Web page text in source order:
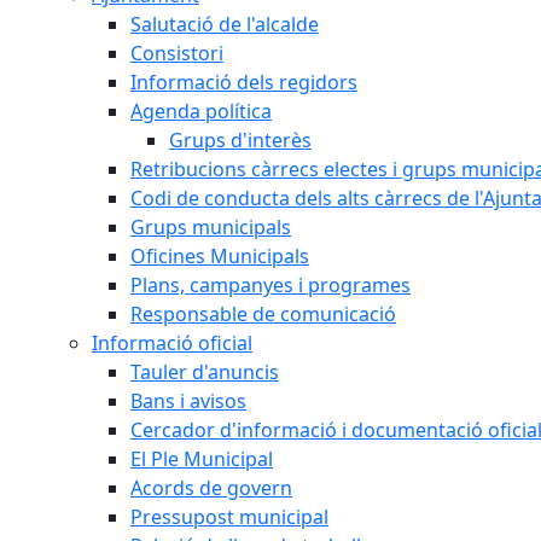
Salutació de l'alcalde
Consistori
Informació dels regidors
Agenda política
Grups d'interès
Retribucions càrrecs electes i grups
Codi de conducta dels alts càrrecs de
Grups municipals
Oficines Municipals
Plans, campanyes i programes
Responsable de comunicació
Informació oficial
Tauler d'anuncis
Bans i avisos
Cercador d'informació i documentació
El Ple Municipal
Acords de govern
Pressupost municipal